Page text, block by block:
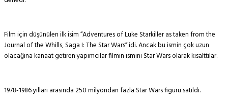
Film için düşünülen ilk isim “Adventures of Luke Starkiller as taken from the
Journal of the Whills, Saga I: The Star Wars” idi. Ancak bu ismin çok uzun
olacağına kanaat getiren yapımcılar filmin ismini Star Wars olarak kısalttılar.
1978-1986 yılları arasında 250 milyondan fazla Star Wars figürü satıldı.